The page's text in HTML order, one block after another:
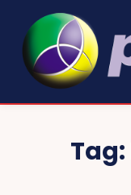
Tag: